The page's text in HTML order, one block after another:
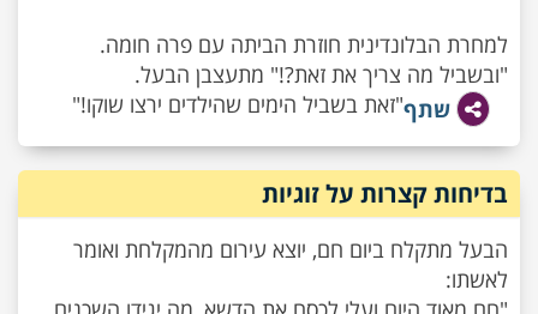
למחרת הבלונדינית חוזרת הביתה עם פרה חומה.
"ובשביל מה צריך את זאת?!" מתעצבן הבעל.
"זאת בשביל הימים שהילדים ירצו שוקו!"שתף
בדיחות קצרות על זוגיות
הבעל מתקלח ביום חם, יוצא עירום מהמקלחת ואומר
לאשתו: